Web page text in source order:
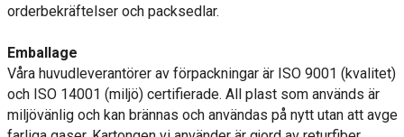
orderbekräftelser och packsedlar.
Emballage
Våra huvudleverantörer av förpackningar är ISO 9001 (kvalitet)
och ISO 14001 (miljö) certifierade. All plast som används är
miljövänlig och kan brännas och användas på nytt utan att avge